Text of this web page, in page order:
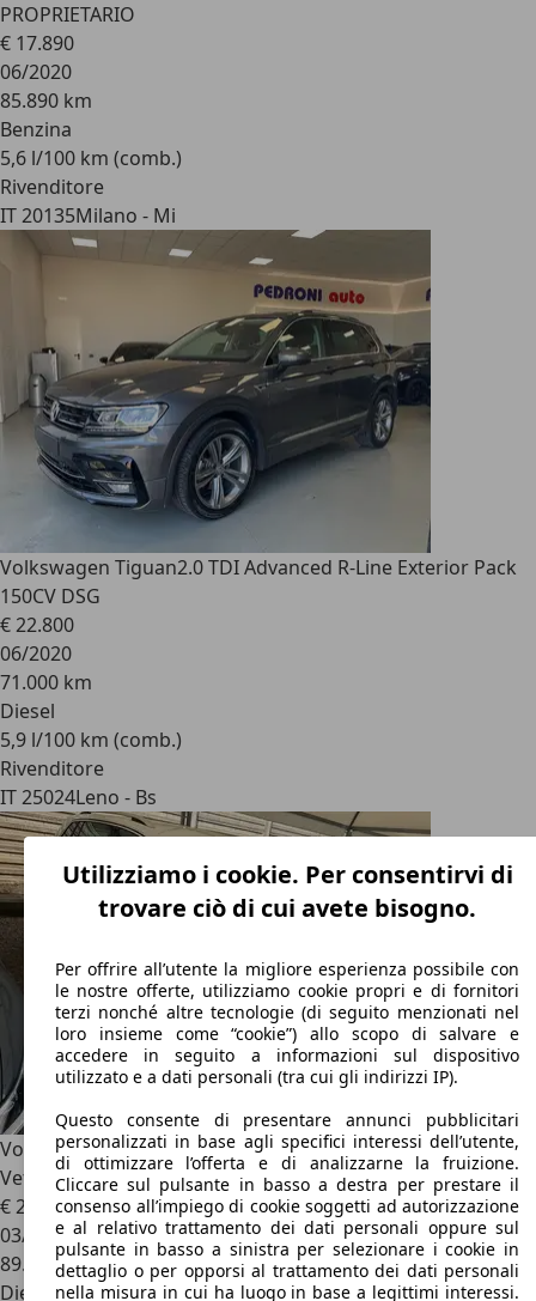
PROPRIETARIO
€ 17.890
06/2020
85.890 km
Benzina
5,6 l/100 km (comb.)
Rivenditore
IT 20135Milano - Mi
Volkswagen Tiguan2.0 TDI Advanced R-Line Exterior Pack
150CV DSG
€ 22.800
06/2020
71.000 km
Diesel
5,9 l/100 km (comb.)
Rivenditore
IT 25024Leno - Bs
Volkswagen Tiguan2.0 TDI 150cv DSG Life Virtual, Navi,
Vetri
€ 20.6801
03/2023
89.757 km
Diesel
Utilizziamo i cookie. Per consentirvi di
trovare ciò di cui avete bisogno.
Per offrire all’utente la migliore esperienza possibile con
le nostre offerte, utilizziamo cookie propri e di fornitori
terzi nonché altre tecnologie (di seguito menzionati nel
loro insieme come “cookie”) allo scopo di salvare e
accedere in seguito a informazioni sul dispositivo
utilizzato e a dati personali (tra cui gli indirizzi IP).
Questo consente di presentare annunci pubblicitari
personalizzati in base agli specifici interessi dell’utente,
di ottimizzare l’offerta e di analizzarne la fruizione.
Cliccare sul pulsante in basso a destra per prestare il
consenso all’impiego di cookie soggetti ad autorizzazione
e al relativo trattamento dei dati personali oppure sul
pulsante in basso a sinistra per selezionare i cookie in
dettaglio o per opporsi al trattamento dei dati personali
nella misura in cui ha luogo in base a legittimi interessi.